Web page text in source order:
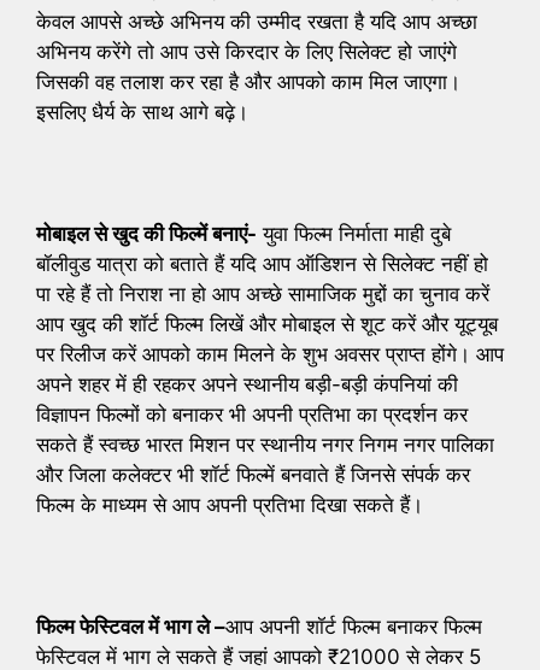
केवल आपसे अच्छे अभिनय की उम्मीद रखता है यदि आप अच्छा
अभिनय करेंगे तो आप उसे किरदार के लिए सिलेक्ट हो जाएंगे
जिसकी वह तलाश कर रहा है और आपको काम मिल जाएगा।
इसलिए धैर्य के साथ आगे बढ़े।
मोबाइल से खुद की फिल्में बनाएं- युवा फिल्म निर्माता माही दुबे
बॉलीवुड यात्रा को बताते हैं यदि आप ऑडिशन से सिलेक्ट नहीं हो
पा रहे हैं तो निराश ना हो आप अच्छे सामाजिक मुद्दों का चुनाव करें
आप खुद की शॉर्ट फिल्म लिखें और मोबाइल से शूट करें और यूट्यूब
पर रिलीज करें आपको काम मिलने के शुभ अवसर प्राप्त होंगे। आप
अपने शहर में ही रहकर अपने स्थानीय बड़ी-बड़ी कंपनियां की
विज्ञापन फिल्मों को बनाकर भी अपनी प्रतिभा का प्रदर्शन कर
सकते हैं स्वच्छ भारत मिशन पर स्थानीय नगर निगम नगर पालिका
और जिला कलेक्टर भी शॉर्ट फिल्में बनवाते हैं जिनसे संपर्क कर
फिल्म के माध्यम से आप अपनी प्रतिभा दिखा सकते हैं।
फिल्म फेस्टिवल में भाग ले –आप अपनी शॉर्ट फिल्म बनाकर फिल्म
फेस्टिवल में भाग ले सकते हैं जहां आपको ₹21000 से लेकर 5